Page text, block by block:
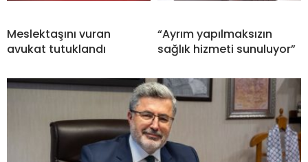
Meslektaşını vuran
avukat tutuklandı
“Ayrım yapılmaksızın
sağlık hizmeti sunuluyor”